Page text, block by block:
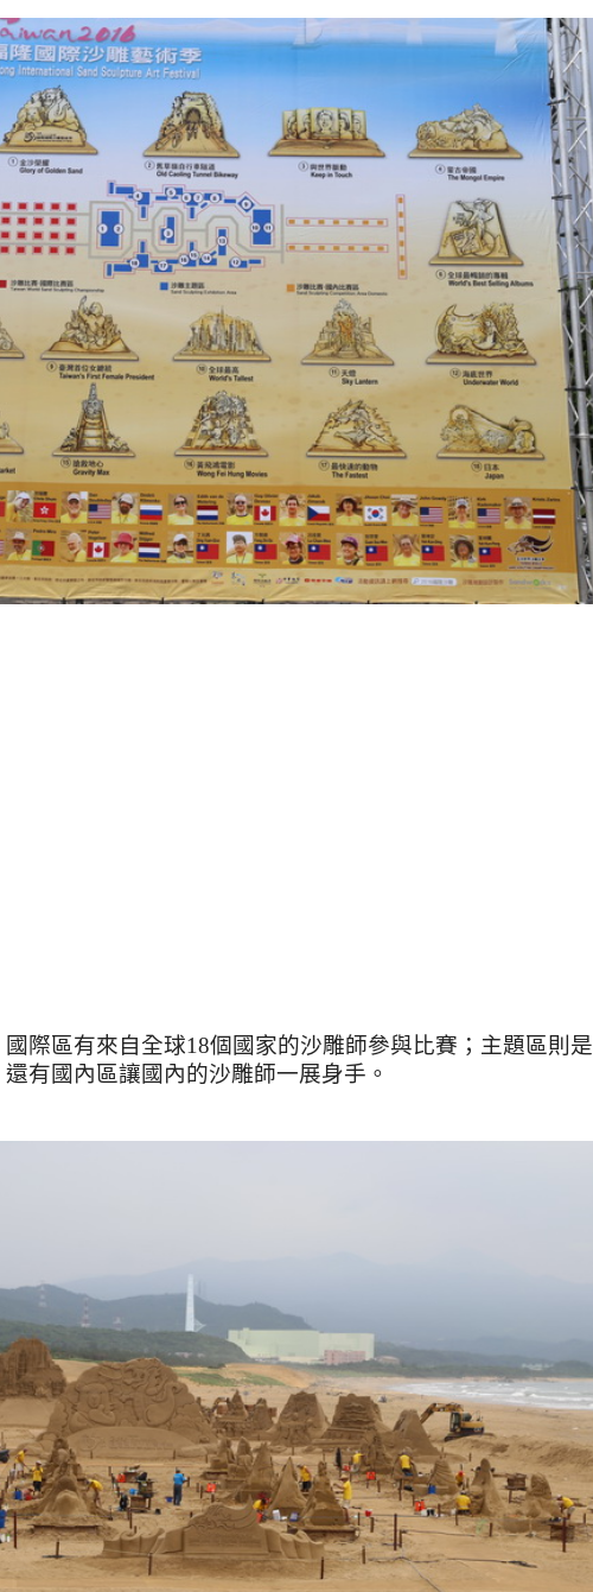
際區有來自全球18個國家的沙雕師參與比賽；主題區則是
有國內區讓國內的沙雕師一展身手。